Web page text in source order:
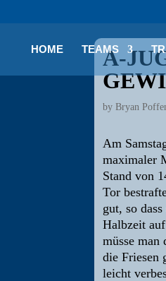
HOME TEAMS
A-
byBryan
Am
maximaler
Stand von
Tor
gut, so
Halbzeit
müsse man
die Friesen
leicht